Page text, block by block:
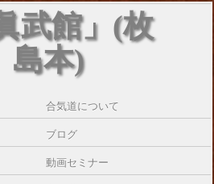
武館」(枚
島本)
合気道について
ブログ
動画セミナー